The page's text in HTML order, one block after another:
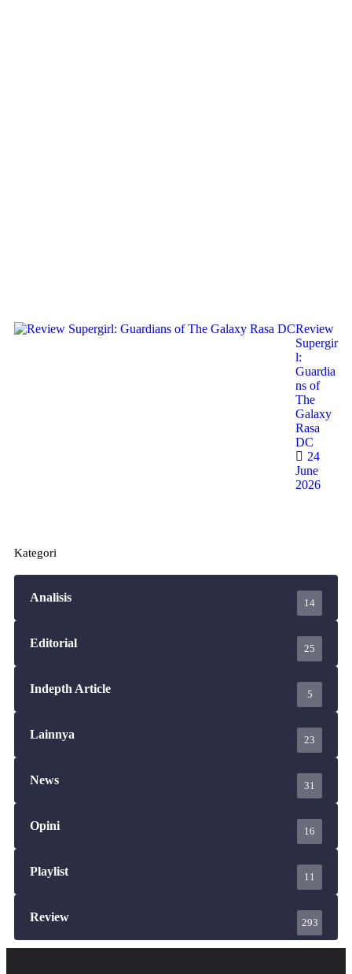
Review
Supergir
l:
Guardia
ns of
The
Galaxy
Rasa
DC
24
June
2026
Kategori
Analisis 14
Editorial 25
Indepth Article 5
Lainnya 23
News 31
Opini 16
Playlist 11
Review 293